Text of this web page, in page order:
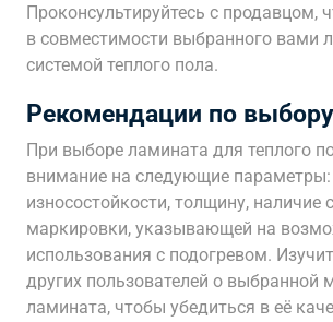
Проконсультируйтесь с продавцом,
в совместимости выбранного вами
системой теплого пола.
Рекомендации по
При выборе ламината для теплого
внимание на следующие параметры:
износостойкости, толщину, наличие
маркировки, указывающей на
использования с подогревом.
других пользователей о выбранной
ламината, чтобы убедиться в её